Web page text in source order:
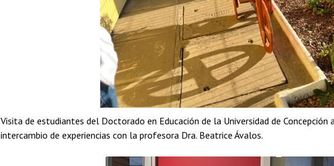
Visita de estudiantes del Doctorado en Educación de la Universidad de
intercambio de experiencias con la profesora Dra. Beatrice Ávalos.